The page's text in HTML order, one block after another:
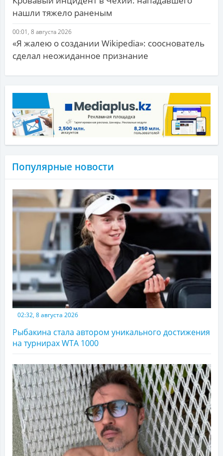
нашли тяжело раненым
00:01, 8 августа 2026
«Я жалею о создании Wikipedia»: сооснователь
сделал неожиданное признание
Популярные новости
02:32, 8 августа 2026
Рыбакина стала автором уникального достижения
на турнирах WTA 1000